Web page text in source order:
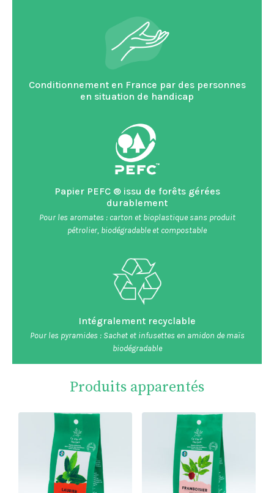
Conditionnement en France par des personnes
en situation de handicap
Papier PEFC ® issu de forêts gérées
durablement
Pour les aromates : carton et bioplastique sans produit
pétrolier, biodégradable et compostable
Intégralement recyclable
Pour les pyramides : Sachet et infusettes en amidon de maïs
biodégradable
Produits apparentés